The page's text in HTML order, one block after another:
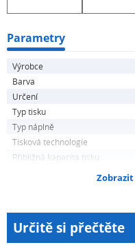
Parametry
Výrobce
Barva
Určení
Typ tisku
Typ náplně
Tisková technologie
Přibližná kapacita tisku
Určitě si přečtěte